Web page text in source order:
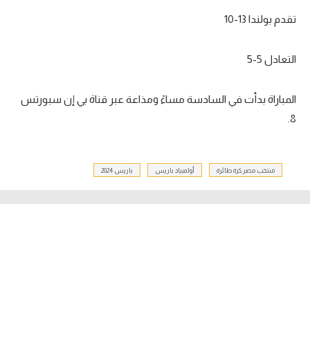
تقدم بولندا 13-10
التعادل 5-5
المباراة بدأت في السادسة مساءً ومذاعة عبر قناة بي إن سبورتس
8.
منتخب مصر كرة طائرة أولمبياد باريس باريس 2024